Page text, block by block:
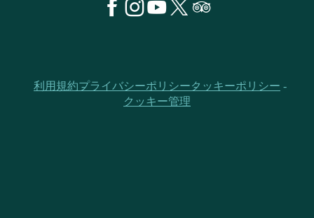
利用規約プライバシーポリシークッキーポリシー
クッキー管理